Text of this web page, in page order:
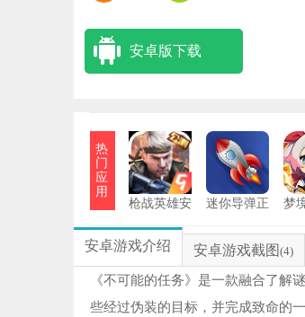
安卓版下载
热
门
应
用
枪战英雄安
迷你导弹正
梦
安卓游戏介绍 安卓游戏截图 (4)
《不可能的任务》是一款融合了解
些经过伪装的目标，并完成致命的